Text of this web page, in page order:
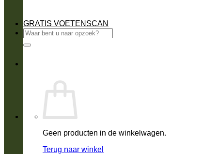
GRATIS VOETENSCAN
Zoeken
naar:
Geen producten in de winkelwagen.
Terug naar winkel